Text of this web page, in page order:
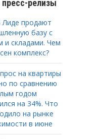
релизы
Лиде продают
базу с
и складами. Чем
комплекс?
на квартиры
по сравнению
годом
на 34%. Что
на рынке
в июне